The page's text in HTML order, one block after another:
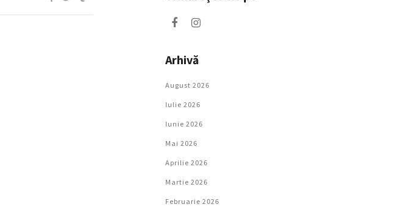
Arhivă
August 2026
Iulie 2026
Iunie 2026
Mai 2026
Aprilie 2026
Martie 2026
Februarie 2026